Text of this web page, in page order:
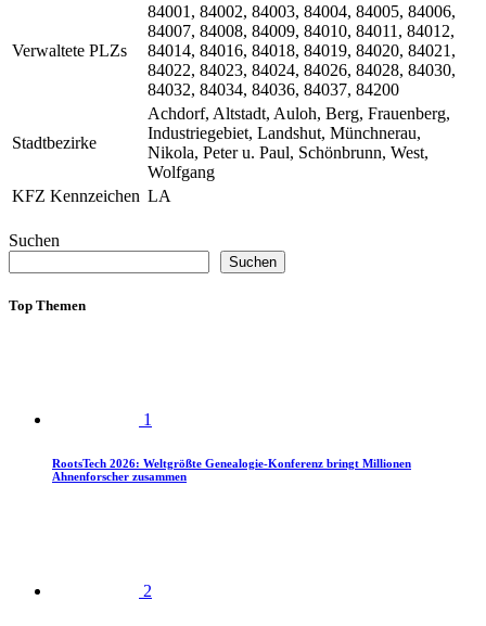
Verwaltete PLZs
84001, 84002, 84003, 84004, 84005, 84006,
84007, 84008, 84009, 84010, 84011, 84012,
84014, 84016, 84018, 84019, 84020, 84021,
84022, 84023, 84024, 84026, 84028, 84030,
84032, 84034, 84036, 84037, 84200
Stadtbezirke
Achdorf, Altstadt, Auloh, Berg, Frauenberg,
Industriegebiet, Landshut, Münchnerau,
Nikola, Peter u. Paul, Schönbrunn, West,
Wolfgang
KFZ Kennzeichen LA
Suchen
Suchen
Top Themen
1
RootsTech 2026: Weltgrößte Genealogie-Konferenz bringt Millionen
Ahnenforscher zusammen
2